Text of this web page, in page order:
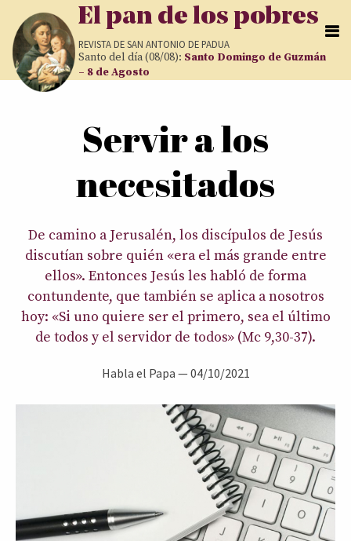
Pasar al contenido principal
El pan de los pobres
REVISTA DESAN ANTONIO DE PADUA
Santo del día (08/08): Santo Domingo de Guzmán
– 8 de Agosto
Servir a los
necesitados
De camino a Jerusalén, los discípulos de Jesús
discutían sobre quién «era el más grande entre
ellos». Entonces Jesús les habló de forma
contundente, que también se aplica a nosotros
hoy: «Si uno quiere ser el primero, sea el último
de todos y el servidor de todos» (Mc 9,30-37).
Habla el Papa —04/10/2021